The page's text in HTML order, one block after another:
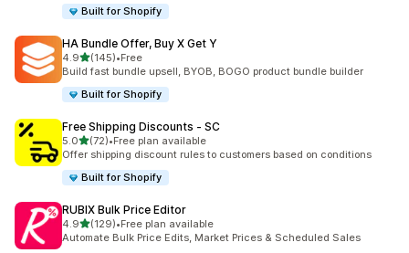
Built for Shopify
HA Bundle Offer, Buy X Get Y
4.95つ星中
(145)
合計レビュー数：145件
•Free
Build fast bundle upsell, BYOB, BOGO product bundle builder
Built for Shopify
Free Shipping Discounts ‑ SC
5.05つ星中
(72)
合計レビュー数：72件
•Free plan available
Offer shipping discount rules to customers based on conditions
Built for Shopify
RUBIX Bulk Price Editor
4.95つ星中
(129)
合計レビュー数：129件
•Free plan available
Automate Bulk Price Edits, Market Prices & Scheduled Sales